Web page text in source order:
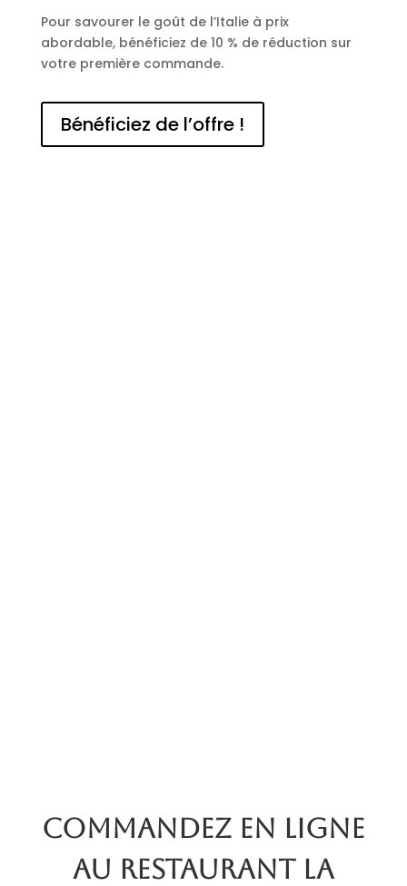
Pour savourer le goût de l’Italie à prix
abordable, bénéficiez de 10 % de réduction sur
votre première commande.
Bénéficiez de l’offre !
Commandez en ligne
au restaurant La